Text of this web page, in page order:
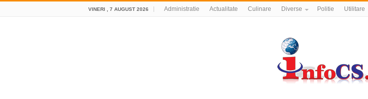
VINERI , 7 AUGUST 2026 Administratie Actualitate Culinare Diverse Politie Utilitare